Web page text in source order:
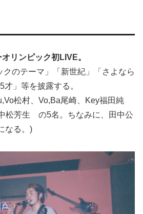
リンピック初LIVE。
クのテーマ」「新世紀」「さよなら
」等を披露する。
松村、Vo,Ba尾崎、Key福田純
松芳生 の5名。ちなみに、田中公
なる。)